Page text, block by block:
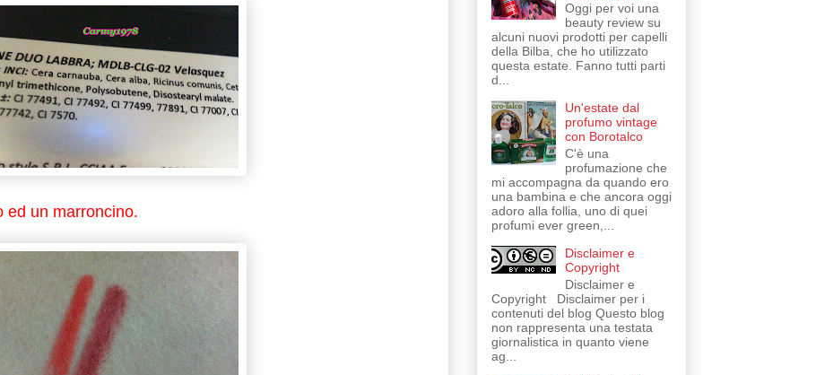
ed un marroncino.
Oggi per voi una
beauty review su
alcuni nuovi prodotti per capelli
della Bilba, che ho utilizzato
questa estate. Fanno tutti parti
d...
Un'estate dal
profumo vintage
con Borotalco
C'è una
profumazione che
mi accompagna da quando ero
una bambina e che ancora oggi
adoro alla follia, uno di quei
profumi ever green,...
Disclaimer e
Copyright
Disclaimer e
Copyright Disclaimer per i
contenuti del blog Questo blog
non rappresenta una testata
giornalistica in quanto viene
ag...